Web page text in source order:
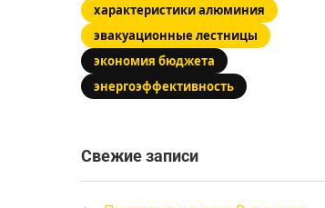
характеристики алюминия
эвакуационные лестницы
экономия бюджета
энергоэффективность
Свежие записи